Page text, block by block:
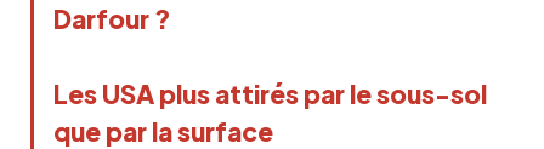
Darfour ?
Les USA plus attirés par le sous-sol
que par la surface